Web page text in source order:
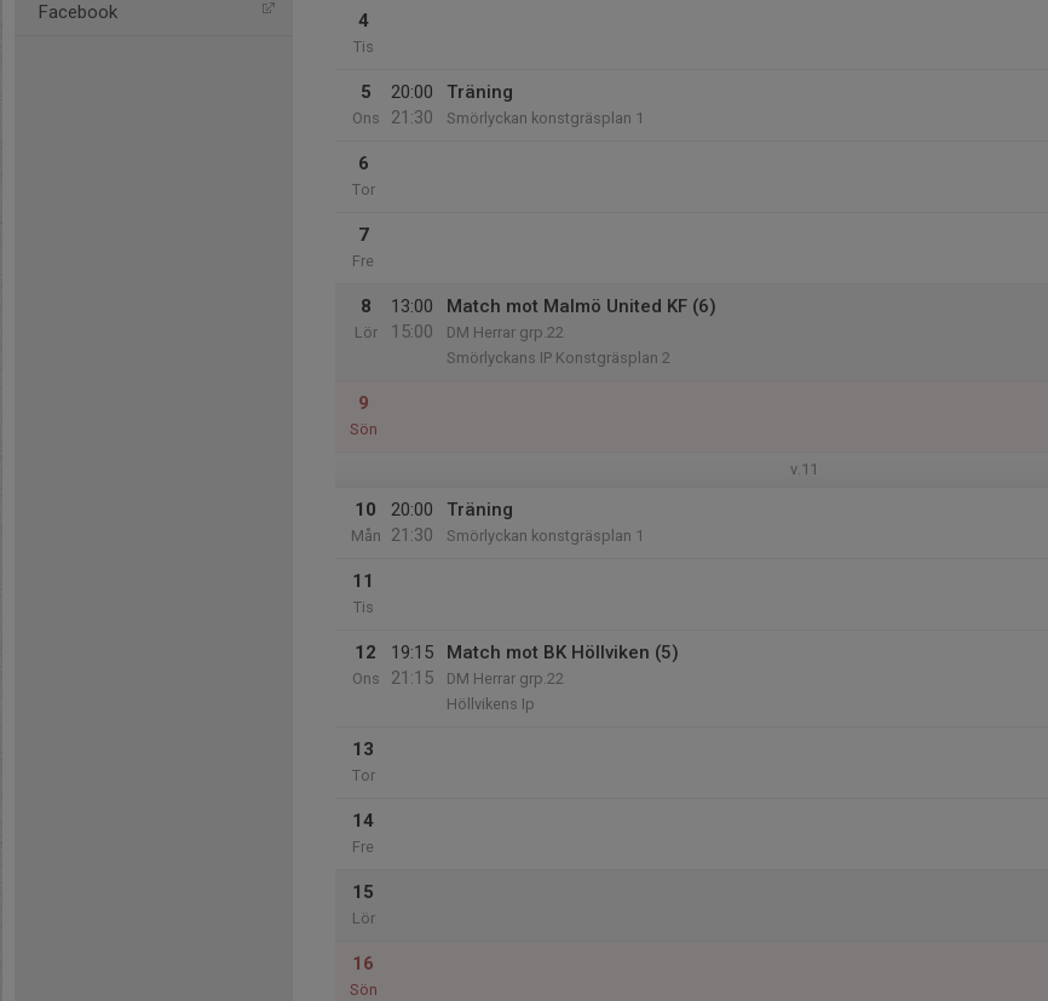
Facebook 4
Tis
5
Ons
20:00
21:30
Träning
Smörlyckan konstgräsplan 1
6
Tor
7
Fre
8
Lör
13:00
15:00
Match mot Malmö United KF (6)
DM Herrar grp.22
Smörlyckans IP Konstgräsplan 2
9
Sön
v.11
10
Mån
20:00
21:30
Träning
Smörlyckan konstgräsplan 1
11
Tis
12
Ons
19:15
21:15
Match mot BK Höllviken (5)
DM Herrar grp.22
Höllvikens Ip
13
Tor
14
Fre
15
Lör
16
Sön